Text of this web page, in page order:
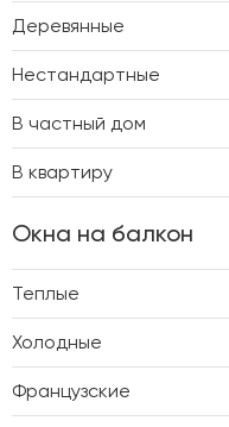
Деревянные
Нестандартные
В частный дом
В квартиру
Окна на балкон
Теплые
Холодные
Французские